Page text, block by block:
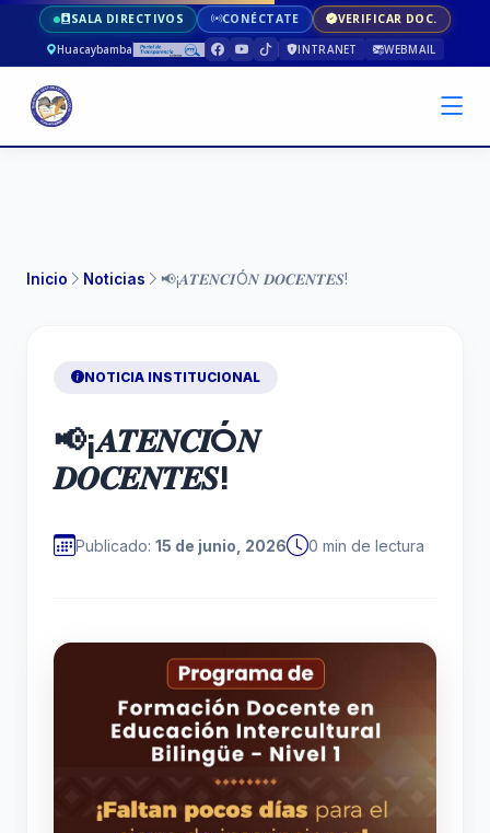
SALA DIRECTIVOS CONÉCTATE
VERIFICAR DOC.
Huacaybamba
INTRANET WEBMAIL
Inicio Noticias 📢¡𝑨𝑻𝑬𝑵𝑪𝑰Ó𝑵 𝑫𝑶𝑪𝑬𝑵𝑻𝑬𝑺!
NOTICIA INSTITUCIONAL
📢¡𝑨𝑻𝑬𝑵𝑪𝑰Ó𝑵
𝑫𝑶𝑪𝑬𝑵𝑻𝑬𝑺!
Publicado: 15 de junio, 2026 0 min de lectura